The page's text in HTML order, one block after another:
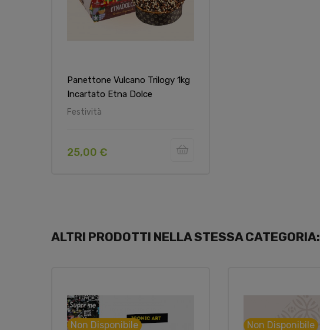
Panettone Vulcano Trilogy 1kg
Incartato Etna Dolce
Festività
25,00 €
ALTRI PRODOTTI NELLA STESSA CATEGORIA:
Non Disponibile Non Disponibile